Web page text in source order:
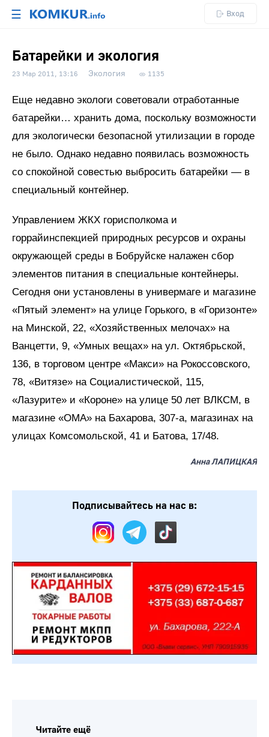
☰ Вход
Батарейки и экология
23 Мар 2011, 13:16 Экология 1135
Еще недавно экологи советовали отработанные
батарейки… хранить дома, поскольку возможности
для экологически безопасной утилизации в городе
не было. Однако недавно появилась возможность
со спокойной совестью выбросить батарейки — в
специальный контейнер.
Управлением ЖКХ горисполкома и
горрайинспекцией природных ресурсов и охраны
окружающей среды в Бобруйске налажен сбор
элементов питания в специальные контейнеры.
Сегодня они установлены в универмаге и магазине
«Пятый элемент» на улице Горького, в «Горизонте»
на Минской, 22, «Хозяйственных мелочах» на
Ванцетти, 9, «Умных вещах» на ул. Октябрьской,
136, в торговом центре «Макси» на Рокоссовского,
78, «Витязе» на Социалистической, 115,
«Лазурите» и «Короне» на улице 50 лет ВЛКСМ, в
магазине «ОМА» на Бахарова, 307-а, магазинах на
улицах Комсомольской, 41 и Батова, 17/48.
Анна ЛАПИЦКАЯ
Подписывайтесь на нас в:
Читайте ещё